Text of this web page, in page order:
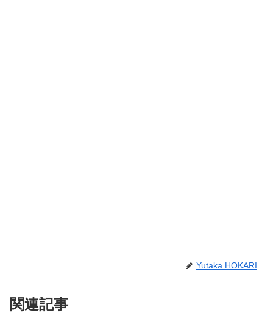
Yutaka HOKARI
関連記事